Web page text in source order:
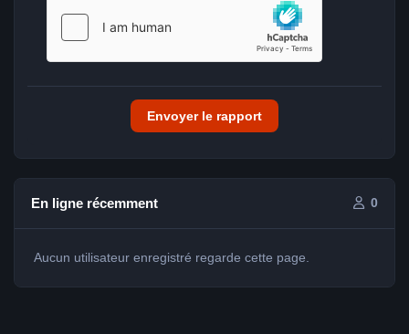
Envoyer le rapport
En ligne récemment 0
Aucun utilisateur enregistré regarde cette page.